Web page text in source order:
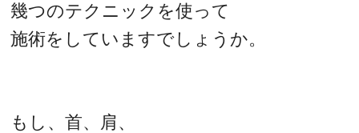
幾つのテクニックを使って
施術をしていますでしょうか。
もし、首、肩、